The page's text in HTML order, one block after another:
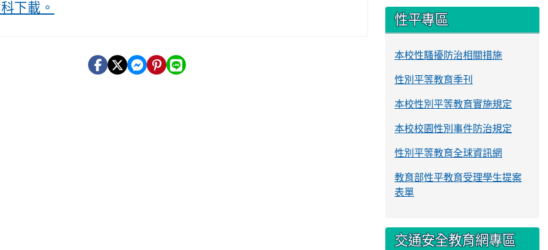
下載。
性平專區
本校性騷擾防治相關措施
性別平等教育季刊
本校性別平等教育實施規定
本校校園性別事件防治規定
性別平等教育全球資訊網
教育部性平教育受理學生提案
表單
交通安全教育網專區